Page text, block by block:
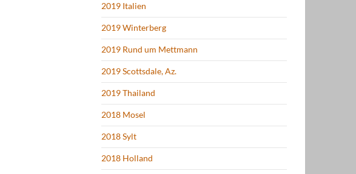
2019 Italien
2019 Winterberg
2019 Rund um Mettmann
2019 Scottsdale, Az.
2019 Thailand
2018 Mosel
2018 Sylt
2018 Holland